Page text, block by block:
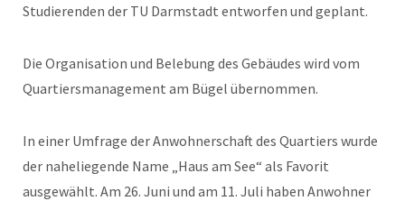
Studierenden der TU Darmstadt entworfen und geplant.
Die Organisation und Belebung des Gebäudes wird vom
Quartiersmanagement am Bügel übernommen.
In einer Umfrage der Anwohnerschaft des Quartiers wurde
der naheliegende Name „Haus am See“ als Favorit
ausgewählt. Am 26. Juni und am 11. Juli haben Anwohner